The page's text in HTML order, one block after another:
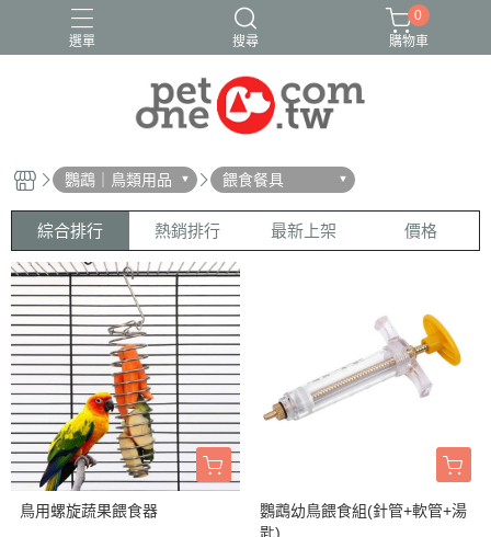
選單 搜尋
0
購物車
鸚鵡｜鳥類用品 餵食餐具
綜合排行 熱銷排行 最新上架 價格
鳥用螺旋蔬果餵食器
鸚鵡幼鳥餵食組(針管+軟管+湯
匙)